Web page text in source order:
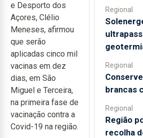
e Desporto dos
Açores, Clélio
Meneses, afirmou
que serão
aplicadas cinco mil
vacinas em dez
dias, em São
Miguel e Terceira,
na primeira fase de
vacinação contra a
Covid-19 na região.
Regional
Regional
brancas
Regional
Região
recolha